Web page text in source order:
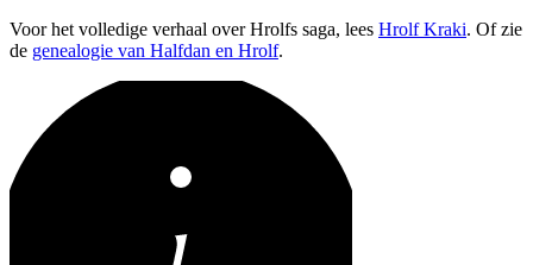
Voor het volledige verhaal over Hrolfs saga, lees Hrolf Kraki. Of zie
de genealogie van Halfdan en Hrolf.